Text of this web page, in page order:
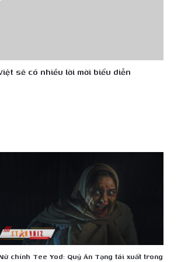
sẽ có nhiều lời mời biểu diễn
chính Tee Yod: Quỷ Ăn Tạng tái xuất trong